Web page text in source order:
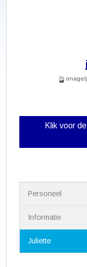
image/
Klik voor
i
Personeel
Informatie
Juliette